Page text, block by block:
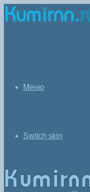
Меню
Switch skin